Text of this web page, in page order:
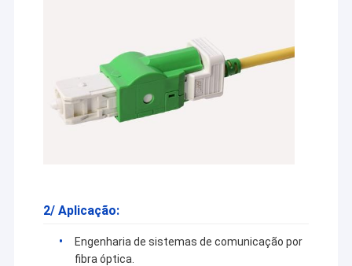
2/ Aplicação:
Engenharia de sistemas de comunicação por
fibra óptica.